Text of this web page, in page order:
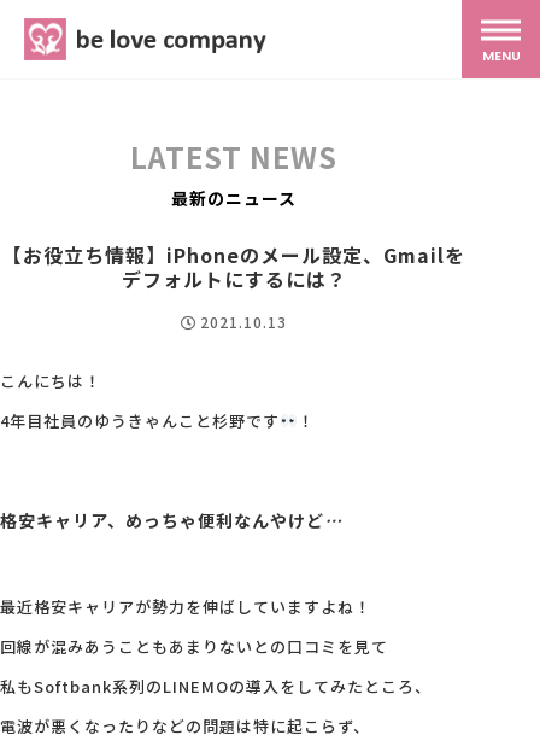
MENU
スタッフ紹介
最新ブログ
LATEST NEWS
最新のニュース
【お役立ち情報】iPhoneのメール設定、Gmailを
デフォルトにするには？
2021.10.13
こんにちは！
4年目社員のゆうきゃんこと杉野です
！
格安キャリア、めっちゃ便利なんやけど…
最近格安キャリアが勢力を伸ばしていますよね！
回線が混みあうこともあまりないとの口コミを見て
私もSoftbank系列のLINEMOの導入をしてみたところ、
電波が悪くなったりなどの問題は特に起こらず、